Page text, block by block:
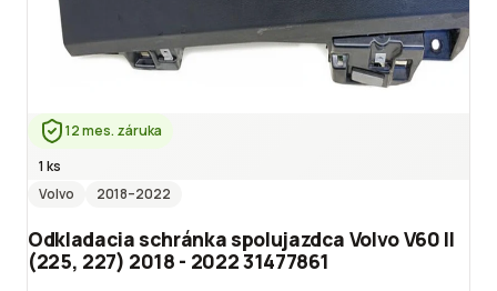
12 mes. záruka
1 ks
Volvo
2018–2022
Odkladacia schránka spolujazdca Volvo V60 II
(225, 227) 2018 - 2022 31477861